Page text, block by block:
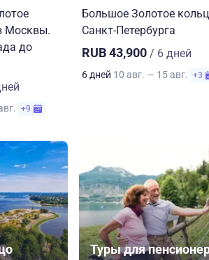
Москвы.
до
+9
Большое Золотое
Санкт-Петербурга
RUB 43,900 / 6 дней
6 дней 10 авг. — 15 авг. +3
Туры для